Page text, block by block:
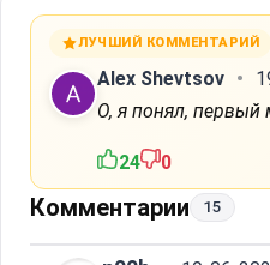
ЛУЧШИЙ КОММЕНТАРИЙ
Alex Shevtsov
О, я понял, первый
24 0
Комментарии 15